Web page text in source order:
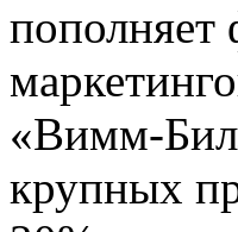
пополняет
«Вимм-
крупных